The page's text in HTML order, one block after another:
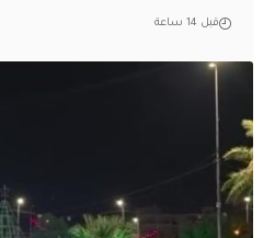
قبل 14 ساعة